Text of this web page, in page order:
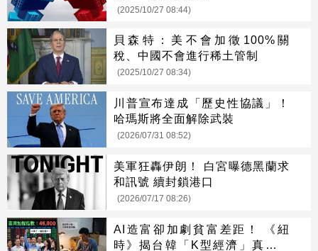
(2025/10/27 08:44)
貝森特：美不會加徵100%關
稅、中國不會進行稀土管制
(2025/10/27 08:34)
川普宣布達成「歷史性協議」！
哈瑪斯將全面解除武裝
(2026/07/31 08:52)
美軍狂轟伊朗！ 白宮曝德黑蘭求
和訊號 續封鎖港口
(2026/07/17 08:26)
AI造富卻加劇貧富差距！ 《紐
時》揭台韓「K型經濟」真相：